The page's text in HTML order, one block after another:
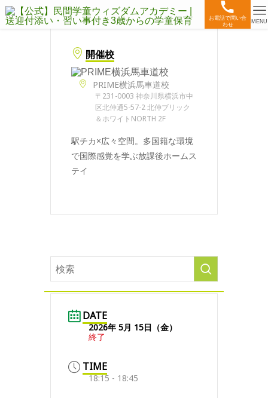
お電話で問い合
わせ
MENU
開催校
PRIME横浜馬車道校
〒231-0003 神奈川県横浜市中
区北仲通5-57-2 北仲ブリック
＆ホワイトNORTH 2F
駅チカ×広々空間。多国籍な環境
で国際感覚を学ぶ放課後ホームス
テイ
DATE
2026年 5月 15日（金）
終了
TIME
18:15 - 18:45